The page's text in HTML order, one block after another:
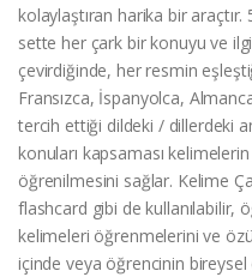
kolaylaştıran harika bir
sette her çark bir konuyu ve
çevirdiğinde, her resmin
Fransızca, İspanyolca,
tercih ettiği dildeki / dillerdeki
konuları kapsaması
öğrenilmesini sağlar. Kelime
flashcard gibi de kullanılabilir,
kelimeleri öğrenmelerini ve
içinde veya öğrencinin